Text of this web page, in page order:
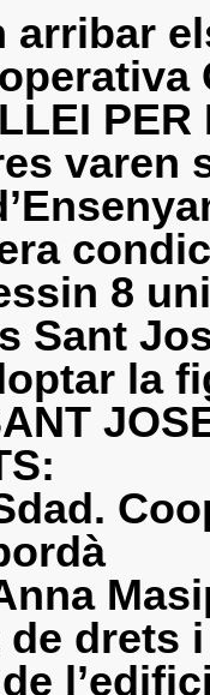
arribar
PER
varen
8
Sant
la
drets